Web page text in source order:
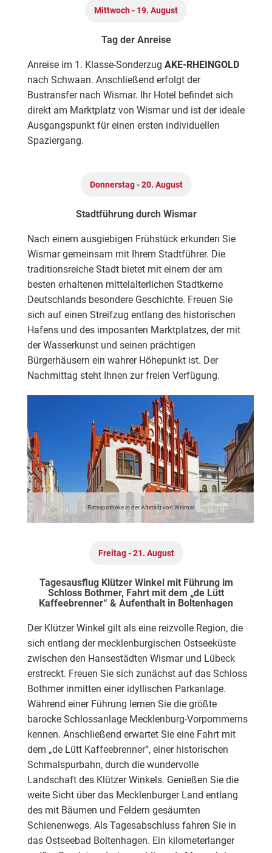
Mittwoch - 19. August
Tag der Anreise
Anreise im 1. Klasse-Sonderzug AKE-RHEINGOLD
nach Schwaan. Anschließend erfolgt der
Bustransfer nach Wismar. Ihr Hotel befindet sich
direkt am Marktplatz von Wismar und ist der ideale
Ausgangspunkt für einen ersten individuellen
Spaziergang.
nach Wismar. Ihr Hotel befindet sich direkt am
Ausgangspunkt für einen ersten individuellen
Spaziergang.
Donnerstag - 20. August
Stadtführung durch Wismar
Nach einem ausgiebigen Frühstück erkunden Sie
Wismar gemeinsam mit Ihrem Stadtführer. Die
traditionsreiche Stadt bietet mit einem der am
besten erhaltenen mittelalterlichen Stadtkerne
Deutschlands besondere Geschichte. Freuen Sie
sich auf einen Streifzug entlang des historischen
Hafens und des imposanten Marktplatzes, der mit
der Wasserkunst und seinen prächtigen
Bürgerhäusern ein wahrer Höhepunkt ist. Der
Nachmittag steht Ihnen zur freien Verfügung.
Nach einem ausgiebigen Frühstück erkunden Sie
Wismar gemeinsam mit Ihrem Stadtführer. Die
traditionsreiche Stadt bietet mit einem der am besten
erhaltenen mittelalterlichen Stadtkerne Deutschlands
besondere Geschichte. Freuen Sie sich auf einen
Streifzug entlang des historischen Hafens und des
imposanten Marktplatzes, der mit der Wasserkunst
und seinen prächtigen Bürgerhäusern ein wahrer
Höhepunkt ist. Der Nachmittag steht Ihnen zur freien
Ratsapotheke in der Altstadt von Wismar
Freitag - 21. August
Tagesausflug Klützer Winkel mit Führung im
Schloss Bothmer, Fahrt mit dem „de Lütt
Kaffeebrenner“ & Aufenthalt in Boltenhagen
Der Klützer Winkel gilt als eine reizvolle Region, die
sich entlang der mecklenburgischen Ostseeküste
zwischen den Hansestädten Wismar und Lübeck
erstreckt. Freuen Sie sich zunächst auf das Schloss
Bothmer inmitten einer idyllischen Parkanlage.
Während einer Führung lernen Sie die größte
barocke Schlossanlage Mecklenburg-Vorpommerns
kennen. Anschließend erwartet Sie eine Fahrt mit
dem „de Lütt Kaffeebrenner“, einer historischen
Schmalspurbahn, durch die wundervolle
Landschaft des Klützer Winkels. Genießen Sie die
weite Sicht über das Mecklenburger Land entlang
des mit Bäumen und Feldern gesäumten
Schienenwegs. Als Tagesabschluss fahren Sie in
das Ostseebad Boltenhagen. Ein kilometerlanger